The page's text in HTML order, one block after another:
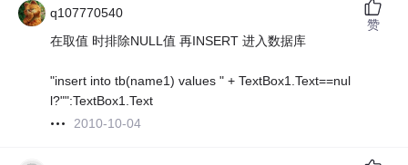
q107770540
在取值 时排除NULL值 再INSERT 进入数据库
"insert into tb(name1) values " + TextBox1.Text==nul
l?"":TextBox1.Text
2010-10-04
赞